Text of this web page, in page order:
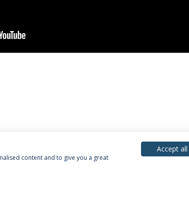
content and to give you a great
Accept all